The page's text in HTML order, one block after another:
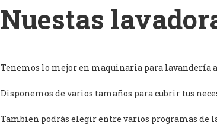
Nuestas
Tenemos lo mejor en maquinaria para lavandería
Disponemos de varios tamaños para cubrir tus
Tambien podrás elegir entre varios programas de